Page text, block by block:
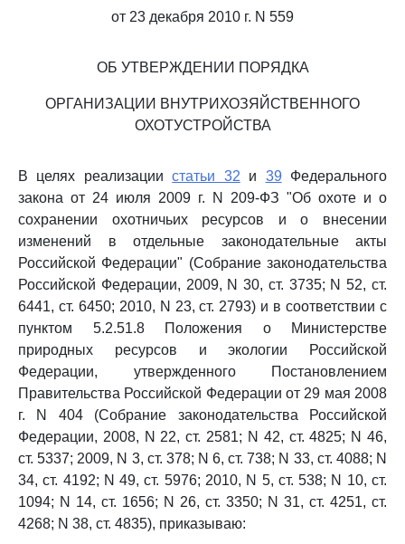
от 23 декабря 2010 г. N 559
ОБ УТВЕРЖДЕНИИ ПОРЯДКА
ОРГАНИЗАЦИИ ВНУТРИХОЗЯЙСТВЕННОГО
ОХОТУСТРОЙСТВА
В целях реализациистатьи 32 и 39 Федерального
закона от 24 июля 2009 г. N 209-ФЗ "Об охоте и о
сохранении охотничьих ресурсов и о внесении
изменений в отдельные законодательные акты
Российской Федерации" (Собрание законодательства
Российской Федерации, 2009, N 30, ст. 3735; N 52, ст.
6441, ст. 6450; 2010, N 23, ст. 2793) и в соответствии с
пунктом 5.2.51.8 Положения о Министерстве
природных ресурсов и экологии Российской
Федерации, утвержденного Постановлением
Правительства Российской Федерации от 29 мая 2008
г. N 404 (Собрание законодательства Российской
Федерации, 2008, N 22, ст. 2581; N 42, ст. 4825; N 46,
ст. 5337; 2009, N 3, ст. 378; N 6, ст. 738; N 33, ст. 4088; N
34, ст. 4192; N 49, ст. 5976; 2010, N 5, ст. 538; N 10, ст.
1094; N 14, ст. 1656; N 26, ст. 3350; N 31, ст. 4251, ст.
4268; N 38, ст. 4835), приказываю: